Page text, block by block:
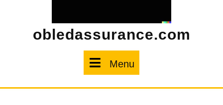
obledassurance.com
Menu